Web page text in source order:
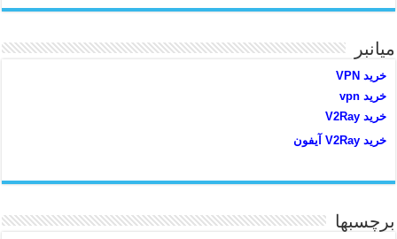
میانبر
خرید VPN
خرید vpn
خرید V2Ray
خرید V2Ray آیفون
برچسبها